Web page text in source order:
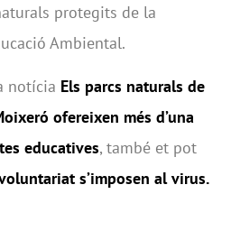
protegits de la
Ambiental.
notícia Els parcs naturals de
ofereixen més d’una
educatives, també et pot
s’imposen al virus.